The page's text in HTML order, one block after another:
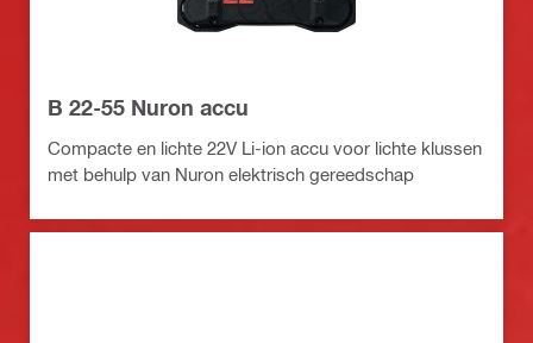
B 22-55 Nuron accu
Compacte en lichte 22V Li-ion accu voor lichte klussen
met behulp van Nuron elektrisch gereedschap